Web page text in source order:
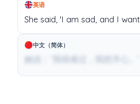
英语
She said, 'I am sad, and I want
中文（简体）
她说：“我很难过，我想开心。”